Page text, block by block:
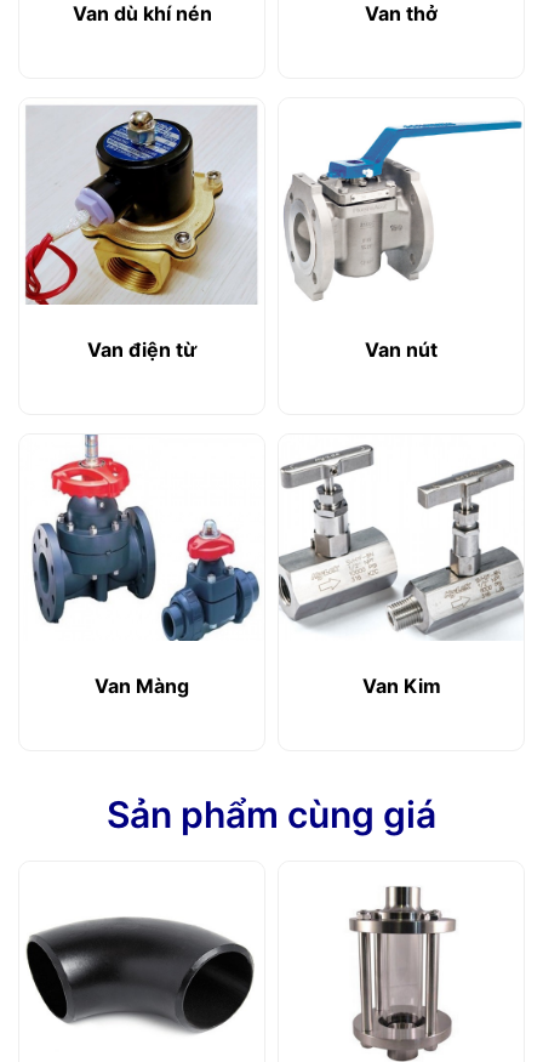
Van dù khí nén Van thở
Van điện từ Van nút
Van Màng Van Kim
Sản phẩm cùng giá